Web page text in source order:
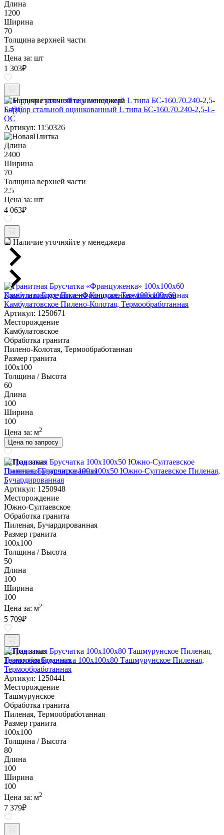
Длина
1200
Ширина
70
Толщина верхней части
1.5
Цена за: шт
1 303₽
Наличие уточняйте у менеджера
Бордюр стальной оцинкованный L типа БС-160.70.240-2,5-L-
ОС
Артикул: 1150326
Длина
2400
Ширина
70
Толщина верхней части
2.5
Цена за: шт
4 063₽
Наличие уточняйте у менеджера
Гранитная Брусчатка «Француженка» 100х100x60
Камбулатовское Пилено-Колотая, Термообработанная
Артикул: 1250671
Месторождение
Камбулатовское
Обработка гранита
Пилено-Колотая, Термообработанная
Размер гранита
100х100
Толщина / Высота
60
Длина
100
Ширина
100
Цена за: м2
Цена по запросу
Под заказ
Гранитная Брусчатка 100х100x50 Южно-Султаевское Пиленая,
Бучардированная
Артикул: 1250948
Месторождение
Южно-Султаевское
Обработка гранита
Пиленая, Бучардированная
Размер гранита
100х100
Толщина / Высота
50
Длина
100
Ширина
100
Цена за: м2
5 709₽
Под заказ
Гранитная Брусчатка 100х100x80 Ташмурунское Пиленая,
Термообработанная
Артикул: 1250441
Месторождение
Ташмурунское
Обработка гранита
Пиленая, Термообработанная
Размер гранита
100х100
Толщина / Высота
80
Длина
100
Ширина
100
Цена за: м2
7 379₽